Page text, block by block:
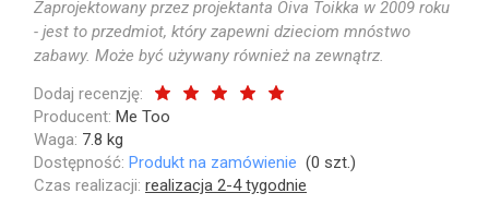
Zaprojektowany przez projektanta Oiva Toikka w 2009 roku
- jest to przedmiot, który zapewni dzieciom mnóstwo
zabawy. Może być używany również na zewnątrz.
Dodaj recenzję:
Producent: Me Too
Waga: 7.8 kg
Dostępność: Produkt na zamówienie (0 szt.)
Czas realizacji: realizacja 2-4 tygodnie